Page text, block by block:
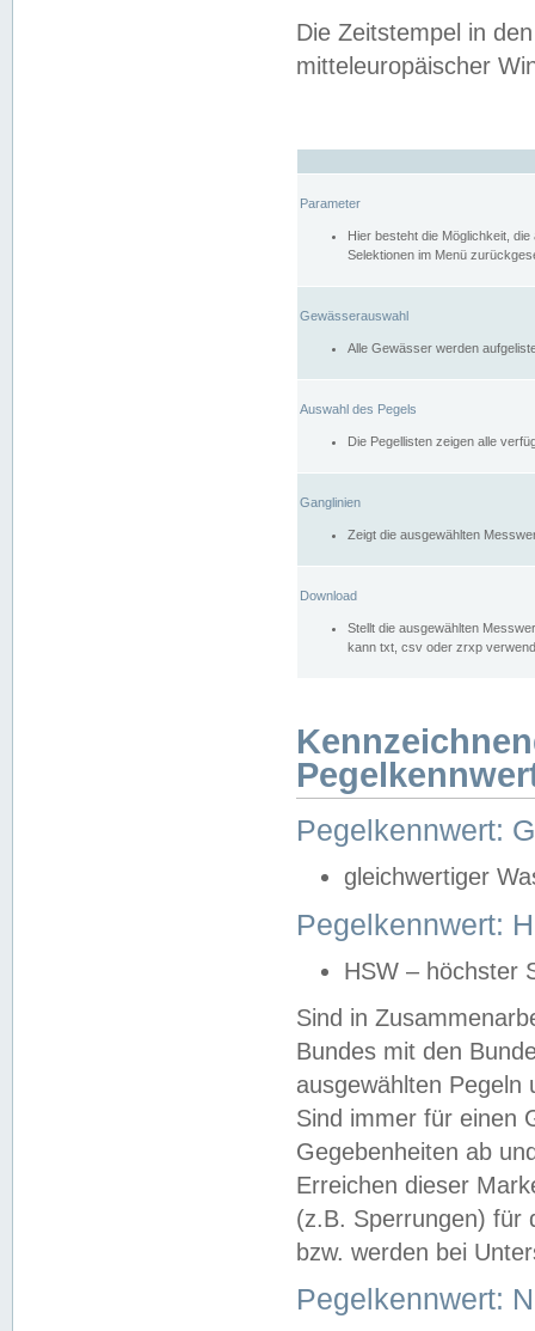
Die Zeitstempel in
mitteleuropäischer
Parameter
Hier besteht die Möglichkeit,
Selektionen im Menü
Gewässerauswahl
Alle Gewässer werden
Auswahl des Pegels
Die Pegellisten zeigen alle
Ganglinien
Zeigt die ausgewählten
Download
Stellt die ausgewählten
kann txt, csv oder zrxp
Pegelkennwert:
gleichwertiger
Pegelkennwert:
HSW – höchster
Sind in
Bundes mit den
ausgewählten
Sind immer für einen
Gegebenheiten ab
Erreichen dieser
(z.B. Sperrungen) für
bzw. werden bei
Pegelkennwert: